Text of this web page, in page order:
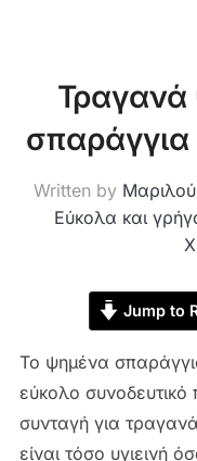
Τραγανά
Written by Μαριλού
Εύκολα και
Jump to
Το ψημένα
εύκολο συνοδευτικό
συνταγή για
είναι τόσο υγιεινή